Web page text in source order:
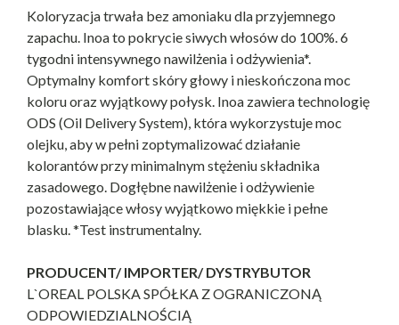
Koloryzacja trwała bez amoniaku dla przyjemnego
zapachu. Inoa to pokrycie siwych włosów do 100%. 6
tygodni intensywnego nawilżenia i odżywienia*.
Optymalny komfort skóry głowy i nieskończona moc
koloru oraz wyjątkowy połysk. Inoa zawiera technologię
ODS (Oil Delivery System), która wykorzystuje moc
olejku, aby w pełni zoptymalizować działanie
kolorantów przy minimalnym stężeniu składnika
zasadowego. Dogłębne nawilżenie i odżywienie
pozostawiające włosy wyjątkowo miękkie i pełne
blasku. *Test instrumentalny.
PRODUCENT/ IMPORTER/ DYSTRYBUTOR
L`OREAL POLSKA SPÓŁKA Z OGRANICZONĄ
ODPOWIEDZIALNOŚCIĄ